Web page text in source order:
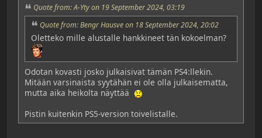
Quote from: A-Yty on 19 September 2024, 03:19
Quote from: Bengr Hausve on 18 September 2024, 20:02
Oletteko mille alustalle hankkineet tän kokoelman?
Odotan kovasti josko julkaisivat tämän PS4:llekin.
Mitään varsinaista syytähän ei ole olla julkaisematta,
mutta aika heikolta näyttää
Pistin kuitenkin PS5-version toivelistalle.